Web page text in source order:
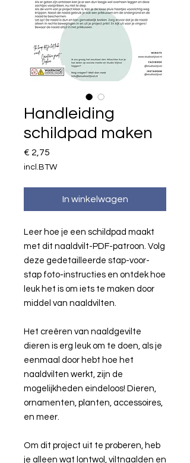
Handleiding
schildpad maken
€ 2,75
incl.BTW
In winkelwagen
Leer hoe je een schildpad maakt
met dit naaldvilt-PDF-patroon. Volg
deze gedetailleerde stap-voor-
stap foto-instructies en ontdek hoe
leuk het is om iets te maken door
middel van naaldvilten.
Het creëren van naaldgevilte
dieren is erg leuk om te doen, als je
eenmaal door hebt hoe het
naaldvilten werkt, zijn de
mogelijkheden eindeloos! Dieren,
ornamenten, planten, accessoires,
en meer.
Om dit project uit te proberen, heb
je alleen wat lontwol, viltnaalden en